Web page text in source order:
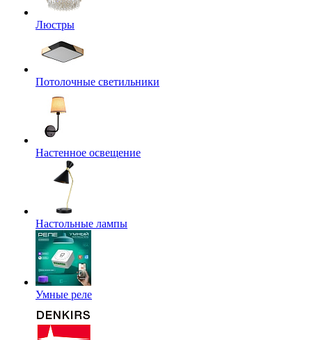
Люстры
Потолочные светильники
Настенное освещение
Настольные лампы
Умные реле